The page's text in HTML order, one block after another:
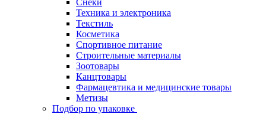
Снеки
Техника и электроника
Текстиль
Косметика
Спортивное питание
Строительные материалы
Зоотовары
Канцтовары
Фармацевтика и медицинские товары
Метизы
Подбор по упаковке